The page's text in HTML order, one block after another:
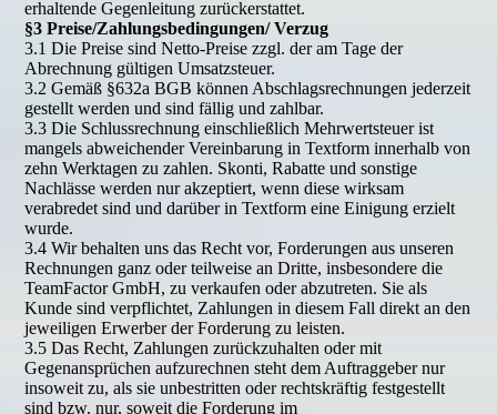
erhaltende Gegenleitung zurückerstattet.
§3 Preise/Zahlungsbedingungen/ Verzug
3.1 Die Preise sind Netto-Preise zzgl. der am Tage der
Abrechnung gültigen Umsatzsteuer.
3.2 Gemäß §632a BGB können Abschlagsrechnungen jederzeit
gestellt werden und sind fällig und zahlbar.
3.3 Die Schlussrechnung einschließlich Mehrwertsteuer ist
mangels abweichender Vereinbarung in Textform innerhalb von
zehn Werktagen zu zahlen. Skonti, Rabatte und sonstige
Nachlässe werden nur akzeptiert, wenn diese wirksam
verabredet sind und darüber in Textform eine Einigung erzielt
wurde.
3.4 Wir behalten uns das Recht vor, Forderungen aus unseren
Rechnungen ganz oder teilweise an Dritte, insbesondere die
TeamFactor GmbH, zu verkaufen oder abzutreten. Sie als
Kunde sind verpflichtet, Zahlungen in diesem Fall direkt an den
jeweiligen Erwerber der Forderung zu leisten.
3.5 Das Recht, Zahlungen zurückzuhalten oder mit
Gegenansprüchen aufzurechnen steht dem Auftraggeber nur
insoweit zu, als sie unbestritten oder rechtskräftig festgestellt
sind bzw. nur, soweit die Forderung im